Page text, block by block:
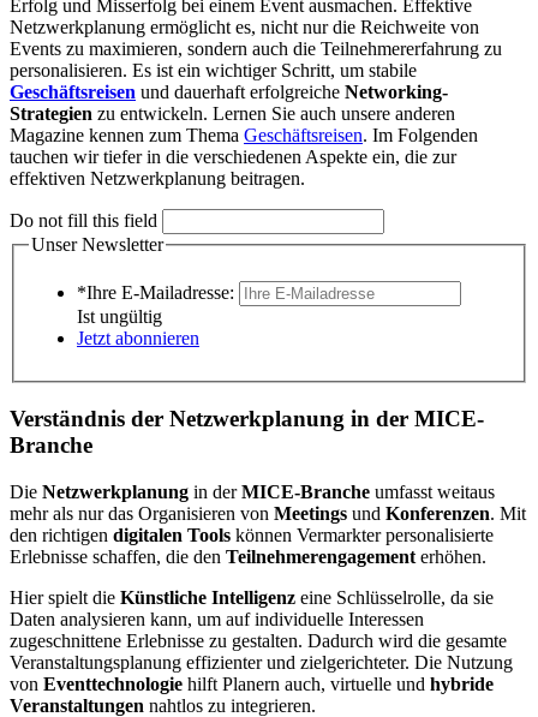
Erfolg und Misserfolg bei einem Event ausmachen. Effektive
Netzwerkplanung ermöglicht es, nicht nur die Reichweite von
Events zu maximieren, sondern auch die Teilnehmererfahrung zu
personalisieren. Es ist ein wichtiger Schritt, um stabile
Geschäftsreisen und dauerhaft erfolgreiche Networking-
Strategien zu entwickeln. Lernen Sie auch unsere anderen
Magazine kennen zum Thema Geschäftsreisen. Im Folgenden
tauchen wir tiefer in die verschiedenen Aspekte ein, die zur
effektiven Netzwerkplanung beitragen.
Do not fill this field
Unser Newsletter
*Ihre E-Mailadresse:
Ist ungültig
Jetzt abonnieren
Verständnis der Netzwerkplanung in der MICE-
Branche
Die Netzwerkplanung in derMICE-Branche umfasst weitaus
mehr als nur das Organisieren von Meetings und Konferenzen. Mit
den richtigen digitalen Tools können Vermarkter personalisierte
Erlebnisse schaffen, die den Teilnehmerengagement erhöhen.
Hier spielt die Künstliche Intelligenz eine Schlüsselrolle, da sie
Daten analysieren kann, um auf individuelle Interessen
zugeschnittene Erlebnisse zu gestalten. Dadurch wird die gesamte
Veranstaltungsplanung effizienter und zielgerichteter. Die Nutzung
von Eventtechnologie hilft Planern auch, virtuelle und hybride
Veranstaltungen nahtlos zu integrieren.